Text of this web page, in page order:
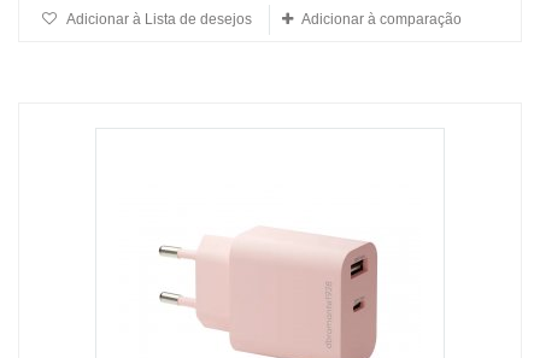
Adicionar à Lista de desejos Adicionar à comparação